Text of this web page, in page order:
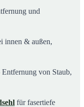
und
innen & außen,
Entfernung von Staub,
für fasertiefe